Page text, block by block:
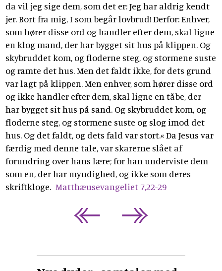
da vil jeg sige dem, som det er: Jeg har aldrig kendt
jer. Bort fra mig, I som begår lovbrud! Derfor: Enhver,
som hører disse ord og handler efter dem, skal ligne
en klog mand, der har bygget sit hus på klippen. Og
skybruddet kom, og floderne steg, og stormene suste
og ramte det hus. Men det faldt ikke, for dets grund
var lagt på klippen. Men enhver, som hører disse ord
og ikke handler efter dem, skal ligne en tåbe, der
har bygget sit hus på sand. Og skybruddet kom, og
floderne steg, og stormene suste og slog imod det
hus. Og det faldt, og dets fald var stort.« Da Jesus var
færdig med denne tale, var skarerne slået af
forundring over hans lære; for han underviste dem
som en, der har myndighed, og ikke som deres
skriftkloge. Matthæusevangeliet 7,22-29